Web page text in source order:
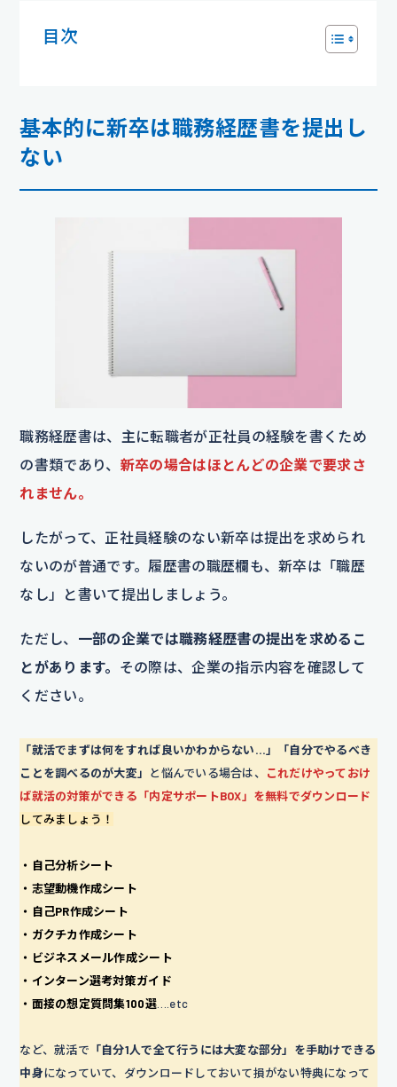
目次
基本的に新卒は職務経歴書を提出し
ない
職務経歴書は、主に転職者が正社員の経験を書くため
の書類であり、 新卒の場合はほとんどの企業で要求さ
れません。
したがって、正社員経験のない新卒は提出を求められ
ないのが普通です。履歴書の職歴欄も、新卒は「職歴
なし」と書いて提出しましょう。
ただし、 一部の企業では職務経歴書の提出を求めるこ
とがあります。 その際は、企業の指示内容を確認して
ください。
「就活でまずは何をすれば良いかわからない…」「自分でやるべき
ことを調べるのが大変」
と悩んでいる場合は、
これだけやっておけ
ば就活の対策ができる「内定サポートBOX」を無料でダウンロード
してみましょう！
・自己分析シート
・志望動機作成シート
・自己PR作成シート
・ガクチカ作成シート
・ビジネスメール作成シート
・インターン選考対策ガイド
・面接の想定質問集100選….etc
など、就活で 「自分1人で全て行うには大変な部分」を手助けできる
中身になっていて、ダウンロードしておいて損がない特典になって